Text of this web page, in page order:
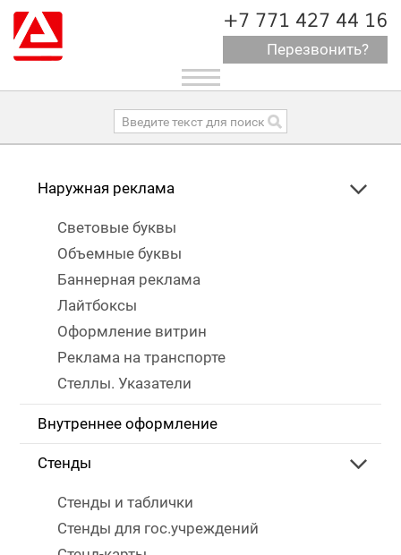
+7 771 427 44 16
Перезвонить?
Toggle
navigation
Наружная реклама
Световые буквы
Объемные буквы
Баннерная реклама
Лайтбоксы
Оформление витрин
Реклама на транспорте
Стеллы. Указатели
Внутреннее оформление
Стенды
Стенды и таблички
Стенды для гос.учреждений